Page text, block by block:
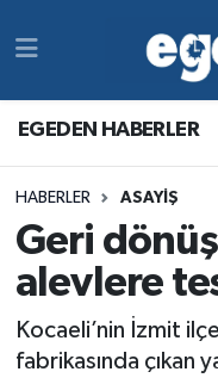
EGEDEN HABERLER
HABERLER ASAYİŞ
Geri
alevlere
Kocaeli’nin İzmit
fabrikasında çıkan
MAGAZİN
RESMİ
YAŞAM
MAGAZİN
Süper Lig Puan
Tüm Manşetler
Son Dakika